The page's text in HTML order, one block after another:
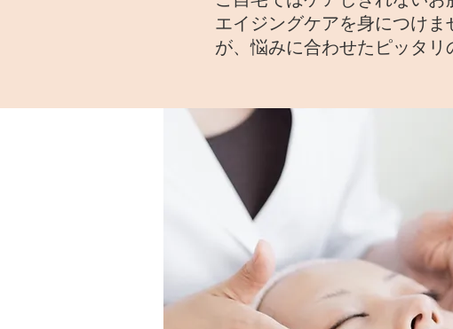
エイジングケアを身につけ
が、悩みに合わせたピッタリ